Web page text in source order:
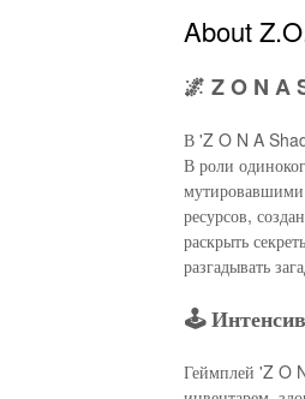
About
🌌 Z O N A
В 'Z O N A
В роли
ресурсов,
раскрыть
разгадывать
🕹️
Геймплей 'Z O